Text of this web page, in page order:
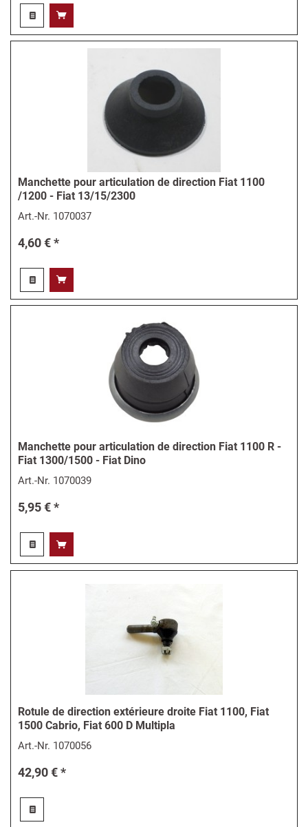
Manchette pour articulation de direction Fiat 1100
/1200 - Fiat 13/15/2300
Art.-Nr. 1070037
4,60 € *
Manchette pour articulation de direction Fiat 1100 R -
Fiat 1300/1500 - Fiat Dino
Art.-Nr. 1070039
5,95 € *
Rotule de direction extérieure droite Fiat 1100, Fiat
1500 Cabrio, Fiat 600 D Multipla
Art.-Nr. 1070056
42,90 € *